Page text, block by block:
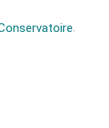
.